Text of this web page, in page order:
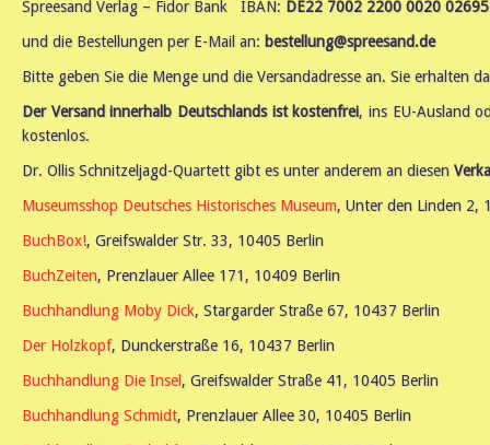
Spreesand Verlag – Fidor Bank IBAN: DE22 7002 2200 0020
und die Bestellungen per E-Mail an: bestellung@spreesand.de
Bitte geben Sie die Menge und die Versandadresse an. Sie erhalten
Der Versand innerhalb Deutschlands ist kostenfrei, ins EU-Ausland
kostenlos.
Dr. Ollis Schnitzeljagd-Quartett gibt es unter anderem an diesen
Museumsshop Deutsches Historisches Museum, Unter den Linden 2,
BuchBox!, Greifswalder Str. 33, 10405 Berlin
BuchZeiten, Prenzlauer Allee 171, 10409 Berlin
Buchhandlung Moby Dick, Stargarder Straße 67, 10437 Berlin
Der Holzkopf, Dunckerstraße 16, 10437 Berlin
Buchhandlung Die Insel, Greifswalder Straße 41, 10405 Berlin
Buchhandlung Schmidt, Prenzlauer Allee 30, 10405 Berlin